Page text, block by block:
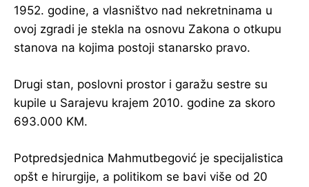
1952. godine, a vlasništvo nad nekretninama u
ovoj zgradi je stekla na osnovu Zakona o otkupu
stanova na kojima postoji stanarsko pravo.
Drugi stan, poslovni prostor i garažu sestre su
kupile u Sarajevu krajem 2010. godine za skoro
693.000 KM.
Potpredsjednica Mahmutbegović je specijalistica
opšt e hirurgije, a politikom se bavi više od 20